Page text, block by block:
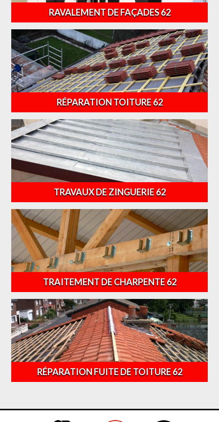
RAVALEMENT DE FAÇADES 62
RÉPARATION TOITURE 62
TRAVAUX DE ZINGUERIE 62
TRAITEMENT DE CHARPENTE 62
RÉPARATION FUITE DE TOITURE 62